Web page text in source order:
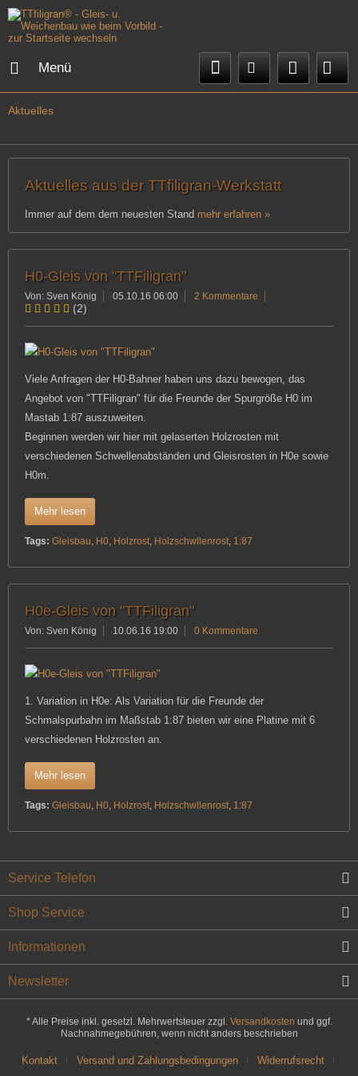
Menü
Aktuelles
Aktuelles aus der TTfiligran-Werkstatt
Immer auf dem dem neuesten Stand mehr erfahren »
H0-Gleis von "TTFiligran"
Von: Sven König 05.10.16 06:00 2 Kommentare
(2)
Viele Anfragen der H0-Bahner haben uns dazu bewogen, das
Angebot von "TTFiligran" für die Freunde der Spurgröße H0 im
Mastab 1:87 auszuweiten.
Beginnen werden wir hier mit gelaserten Holzrosten mit
verschiedenen Schwellenabständen und Gleisrosten in H0e sowie
H0m.
Mehr lesen
Tags: Gleisbau, H0, Holzrost, Holzschwllenrost, 1:87
H0e-Gleis von "TTFiligran"
Von: Sven König 10.06.16 19:00 0 Kommentare
1. Variation in H0e: Als Variation für die Freunde der
Schmalspurbahn im Maßstab 1:87 bieten wir eine Platine mit 6
verschiedenen Holzrosten an.
Mehr lesen
Tags: Gleisbau, H0, Holzrost, Holzschwllenrost, 1:87
Service Telefon
Shop Service
Informationen
Newsletter
* Alle Preise inkl. gesetzl. Mehrwertsteuer zzgl. Versandkosten und ggf.
Nachnahmegebühren, wenn nicht anders beschrieben
Kontakt Versand und Zahlungsbedingungen Widerrufsrecht